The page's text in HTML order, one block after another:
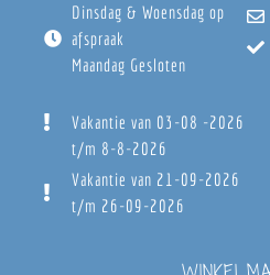
Dinsdag & Woensdag op
afspraak
Maandag Gesloten
Vakantie van 03-08 -2026
t/m 8-8-2026
Vakantie van 21-09-2026
t/m 26-09-2026